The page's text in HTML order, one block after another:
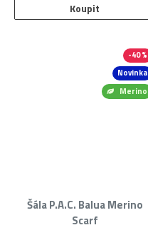
Koupit
Novinka
Merino
-40 %
Šála P.A.C. Balua Merino
Scarf